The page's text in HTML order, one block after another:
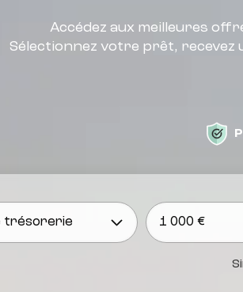
Accédez aux meilleures
Sélectionnez votre prêt, recevez